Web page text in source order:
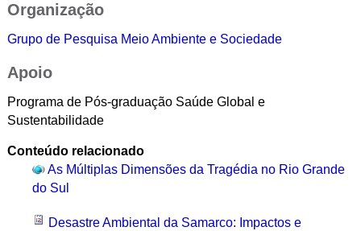
Organização
Grupo de Pesquisa Meio Ambiente e Sociedade
Apoio
Programa de Pós-graduação Saúde Global e
Sustentabilidade
Conteúdo relacionado
As Múltiplas Dimensões da Tragédia no Rio Grande
do Sul
Desastre Ambiental da Samarco: Impactos e